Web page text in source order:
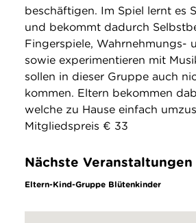
beschäftigen. Im Spiel lernt es
und bekommt dadurch
Fingerspiele, Wahrnehmungs-
sowie experimentieren mit
sollen in dieser Gruppe auch
kommen. Eltern bekommen
welche zu Hause einfach
Mitgliedspreis € 33
Nächste Veranstaltungen
Eltern-Kind-Gruppe Blütenkinder